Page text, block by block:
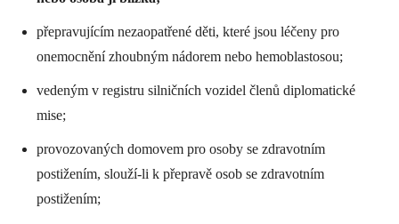
přepravujícím nezaopatřené děti, které jsou léčeny pro
onemocnění zhoubným nádorem nebo hemoblastosou;
vedeným v registru silničních vozidel členů diplomatické
mise;
provozovaných domovem pro osoby se zdravotním
postižením, slouží-li k přepravě osob se zdravotním
postižením;